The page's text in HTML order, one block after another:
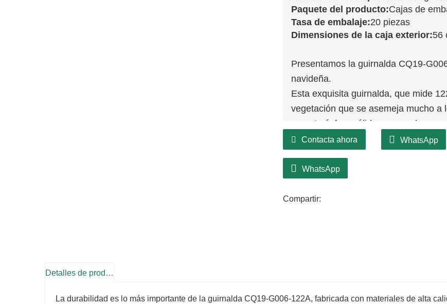
Paquete del producto:Cajas de
Tasa de embalaje:20 piezas
Dimensiones de la caja exterior:56
Presentamos la guirnalda CQ19-
navideña.
Esta exquisita guirnalda, que mide
vegetación que se asemeja mucho
una atmósfera cálida y acogedora.
Ideal para colocar sobre repisas de
Diseñado con meticulosa atención a
Sus vibrantes tonos verdes
Contacta ahora WhatsApp
WhatsApp
Compartir:
Detalles de producto
La durabilidad es lo más importante de la guirnalda CQ19-G006-122A, fabricada con materiales de alta